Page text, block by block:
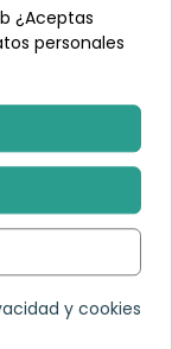
juego infantil
(1)
¿Aceptas
personales
y cookies